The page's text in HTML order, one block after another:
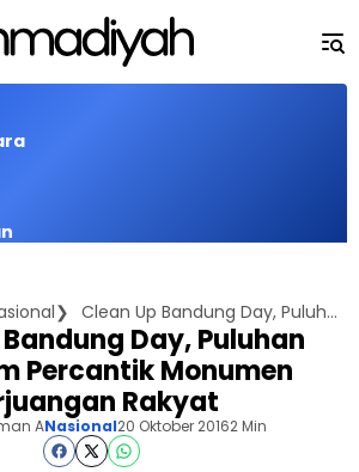
Clean Up Bandung Day, Puluhan Khuddam Percantik Monumen Perjuangan Rakyat
Day, Puluhan
Percantik Monumen
Rakyat
ANasional20 Oktober 20162 Min